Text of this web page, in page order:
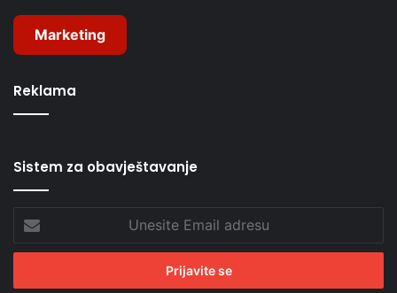
Marketing
Reklama
Sistem za obavještavanje
Email
adresu